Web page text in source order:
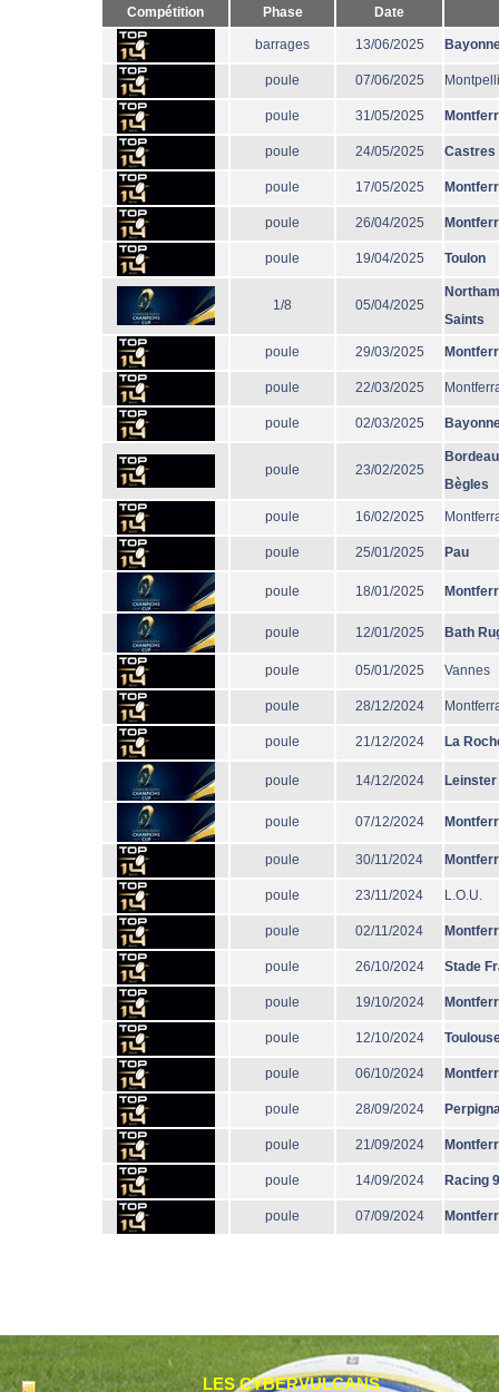
Compétition Phase Date
barrages 13/06/2025
poule 07/06/2025
poule 31/05/2025
poule 24/05/2025 Castres
poule 17/05/2025
poule 26/04/2025
poule 19/04/2025 Toulon
1/8 05/04/2025
Saints
poule 29/03/2025
poule 22/03/2025
poule 02/03/2025
poule 23/02/2025
Bègles
poule 16/02/2025
poule 25/01/2025 Pau
poule 18/01/2025
poule 12/01/2025 Bath
poule 05/01/2025 Vannes
poule 28/12/2024
poule 21/12/2024 La
poule 14/12/2024 Leinster
poule 07/12/2024
poule 30/11/2024
poule 23/11/2024 L.O.U.
poule 02/11/2024
poule 26/10/2024 Stade
poule 19/10/2024
poule 12/10/2024
poule 06/10/2024
poule 28/09/2024
poule 21/09/2024
poule 14/09/2024 Racing
poule 07/09/2024
LES CYBERVULCANS